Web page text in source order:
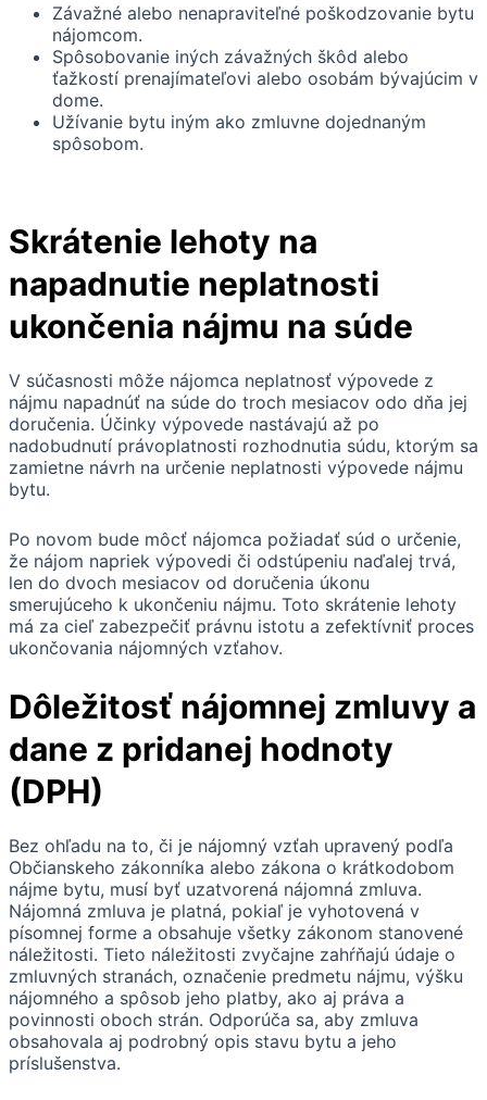
Závažné alebo nenapraviteľné poškodzovanie bytu
nájomcom.
Spôsobovanie iných závažných škôd alebo
ťažkostí prenajímateľovi alebo osobám bývajúcim v
dome.
Užívanie bytu iným ako zmluvne dojednaným
spôsobom.
Skrátenie lehoty na
napadnutie neplatnosti
ukončenia nájmu na súde
V súčasnosti môže nájomca neplatnosť výpovede z
nájmu napadnúť na súde do troch mesiacov odo dňa jej
doručenia. Účinky výpovede nastávajú až po
nadobudnutí právoplatnosti rozhodnutia súdu, ktorým sa
zamietne návrh na určenie neplatnosti výpovede nájmu
bytu.
Po novom bude môcť nájomca požiadať súd o určenie,
že nájom napriek výpovedi či odstúpeniu naďalej trvá,
len do dvoch mesiacov od doručenia úkonu
smerujúceho k ukončeniu nájmu. Toto skrátenie lehoty
má za cieľ zabezpečiť právnu istotu a zefektívniť proces
ukončovania nájomných vzťahov.
Dôležitosť nájomnej zmluvy a
dane z pridanej hodnoty
(DPH)
Bez ohľadu na to, či je nájomný vzťah upravený podľa
Občianskeho zákonníka alebo zákona o krátkodobom
nájme bytu, musí byť uzatvorená nájomná zmluva.
Nájomná zmluva je platná, pokiaľ je vyhotovená v
písomnej forme a obsahuje všetky zákonom stanovené
náležitosti. Tieto náležitosti zvyčajne zahŕňajú údaje o
zmluvných stranách, označenie predmetu nájmu, výšku
nájomného a spôsob jeho platby, ako aj práva a
povinnosti oboch strán. Odporúča sa, aby zmluva
obsahovala aj podrobný opis stavu bytu a jeho
príslušenstva.